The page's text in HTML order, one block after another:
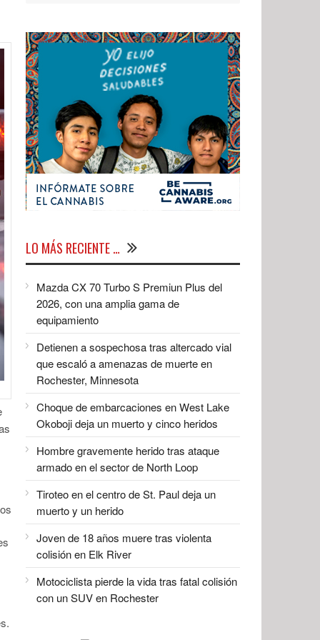
LO MÁS RECIENTE …
Mazda CX 70 Turbo S Premiun Plus del
2026, con una amplia gama de
equipamiento
Detienen a sospechosa tras altercado vial
que escaló a amenazas de muerte en
Rochester, Minnesota
Choque de embarcaciones en West Lake
Okoboji deja un muerto y cinco heridos
Hombre gravemente herido tras ataque
armado en el sector de North Loop
Tiroteo en el centro de St. Paul deja un
muerto y un herido
Joven de 18 años muere tras violenta
colisión en Elk River
Motociclista pierde la vida tras fatal colisión
con un SUV en Rochester